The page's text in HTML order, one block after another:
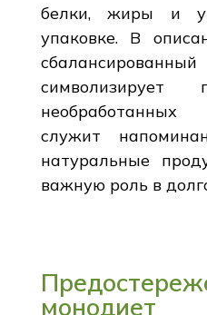
белки, жиры и
упаковке. В
символизирует
служит
натуральные
важную роль в